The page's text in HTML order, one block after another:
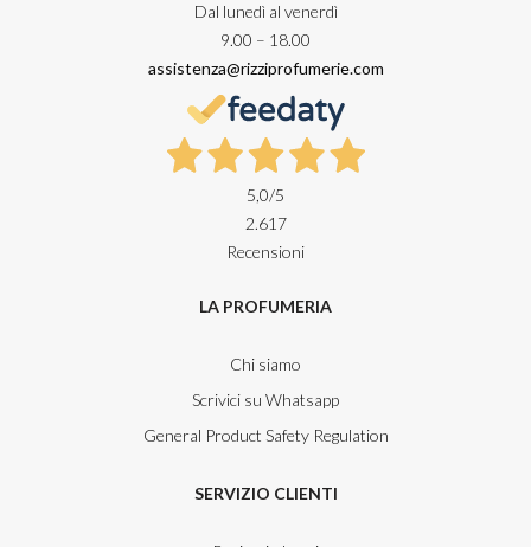
Dal lunedì al venerdì
9.00 – 18.00
assistenza@rizziprofumerie.com
5,0/5
2.617
Recensioni
LA PROFUMERIA
Chi siamo
Scrivici su Whatsapp
General Product Safety Regulation
SERVIZIO CLIENTI